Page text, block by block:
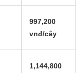
997,200
vnđ/cây
1,144,800